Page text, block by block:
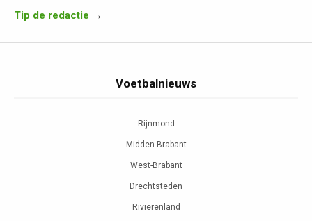
Tip de redactie →
Voetbalnieuws
Rijnmond
Midden-Brabant
West-Brabant
Drechtsteden
Rivierenland